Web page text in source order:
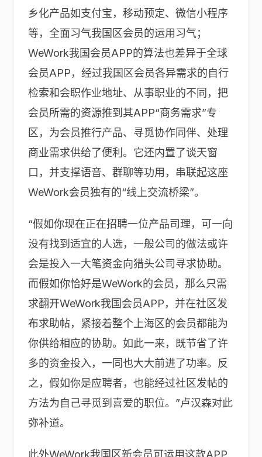
乡化产品如支付宝，移动预定、微信小程序
等，全面习气我国区会员的运用习气；
WeWork我国会员APP的算法也差异于全球
会员APP，经过我国区会员各异需求的自行
检索和会职作业地址、从事职业的不同，把
会员所需的资源推到其APP“商务需求”专
区，为会员推行产品、寻觅协作同伴、处理
商业需求供给了便利。它还内置了谈天窗
口，并支撑语音、群聊等功用，串联起这座
WeWork会员独有的“线上交流桥梁”。
“假如你现在正在招聘一位产品司理，可一向
没有找到适宜的人选，一般公司的做法或许
会是投入一大笔资金向猎头公司寻求协助。
而假如你恰好是WeWork的会员，那么只需
求翻开WeWork我国会员APP，并在社区发
布求助帖，紧接着整个上海区的会员都能为
你供给相应的协助。如此一来，既节省了许
多的资金投入，一同也大大前进了功率。反
之，假如你是应聘者，也能经过社区发帖的
方法为自己寻觅到喜爱的职位。”卢汉森对此
弥补道。
此外WeWork我国区新会员可运用这款APP